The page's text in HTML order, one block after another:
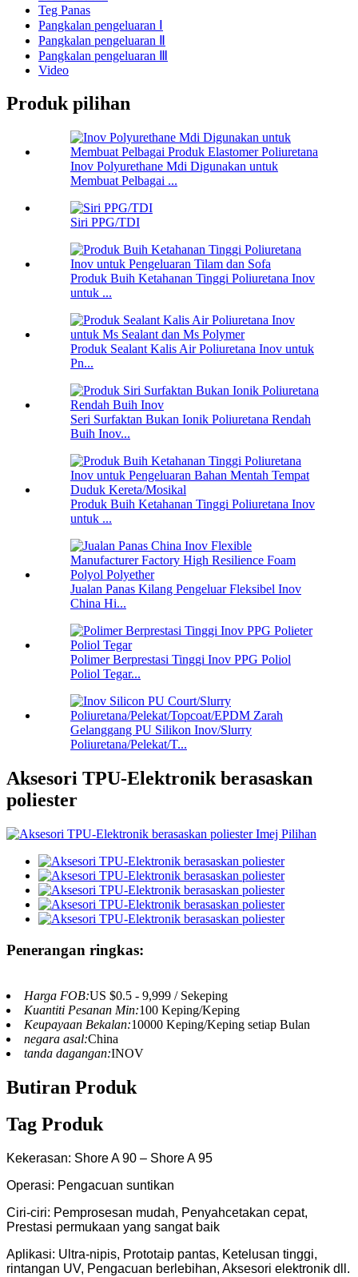
Teg Panas
Pangkalan pengeluaran Ⅰ
Pangkalan pengeluaran Ⅱ
Pangkalan pengeluaran Ⅲ
Video
Produk pilihan
Inov Polyurethane Mdi Digunakan untuk
Membuat Pelbagai ...
Siri PPG/TDI
Produk Buih Ketahanan Tinggi Poliuretana Inov
untuk ...
Produk Sealant Kalis Air Poliuretana Inov untuk
Pn...
Seri Surfaktan Bukan Ionik Poliuretana Rendah
Buih Inov...
Produk Buih Ketahanan Tinggi Poliuretana Inov
untuk ...
Jualan Panas Kilang Pengeluar Fleksibel Inov
China Hi...
Polimer Berprestasi Tinggi Inov PPG Poliol
Poliol Tegar...
Gelanggang PU Silikon Inov/Slurry
Poliuretana/Pelekat/T...
Aksesori TPU-Elektronik berasaskan
poliester
Penerangan ringkas:
Harga FOB:US $0.5 - 9,999 / Sekeping
Kuantiti Pesanan Min:100 Keping/Keping
Keupayaan Bekalan:10000 Keping/Keping setiap Bulan
negara asal:China
tanda dagangan:INOV
Butiran Produk
Tag Produk
Kekerasan: Shore A 90 – Shore A 95
Operasi: Pengacuan suntikan
Ciri-ciri: Pemprosesan mudah, Penyahcetakan cepat,
Prestasi permukaan yang sangat baik
Aplikasi: Ultra-nipis, Prototaip pantas, Ketelusan tinggi,
rintangan UV, Pengacuan berlebihan, Aksesori elektronik dll.